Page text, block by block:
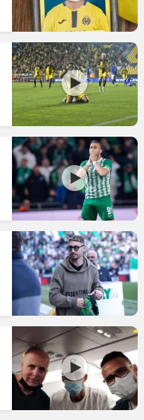
תנאי שימוש
מדיניות פרטיות
תקנון פעילות ספורט 1
רשיון להקרנה פומבית
הצטרפות לחבילת הערוצים
לוח דרושים – ג'ובנט
תגיות
המגזין
ספורט אתגרי ואקסטרים
אומנויות לחימה
גיימינג E-Sports